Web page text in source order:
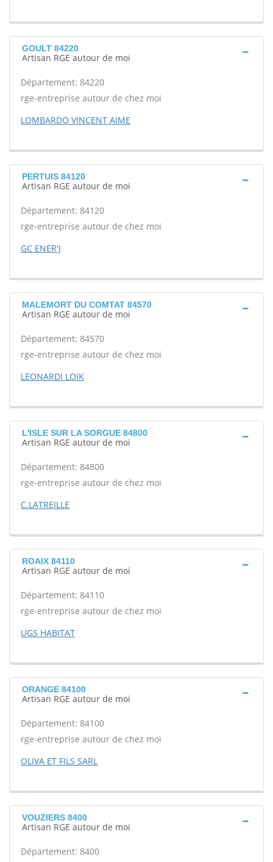
GOULT 84220
Artisan RGE autour de moi
Département: 84220
rge-entreprise autour de chez moi
LOMBARDO VINCENT AIME
PERTUIS 84120
Artisan RGE autour de moi
Département: 84120
rge-entreprise autour de chez moi
GC ENER'J
MALEMORT DU COMTAT 84570
Artisan RGE autour de moi
Département: 84570
rge-entreprise autour de chez moi
LEONARDI LOIK
L'ISLE SUR LA SORGUE 84800
Artisan RGE autour de moi
Département: 84800
rge-entreprise autour de chez moi
C.LATREILLE
ROAIX 84110
Artisan RGE autour de moi
Département: 84110
rge-entreprise autour de chez moi
UGS HABITAT
ORANGE 84100
Artisan RGE autour de moi
Département: 84100
rge-entreprise autour de chez moi
OLIVA ET FILS SARL
VOUZIERS 8400
Artisan RGE autour de moi
Département: 8400